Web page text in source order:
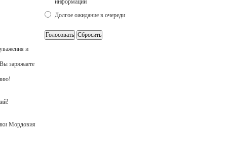
и
заряжаете
Мордовия
информации
Долгое ожидание в очереди